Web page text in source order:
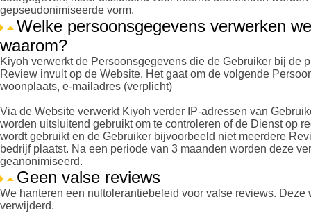
gepseudonimiseerde vorm.
Welke persoonsgegevens verwerken
waarom?
Kiyoh verwerkt de Persoonsgegevens die de Gebruiker bij de
Review invult op de Website. Het gaat om de volgende
woonplaats, e-mailadres (verplicht)
Via de Website verwerkt Kiyoh verder IP-adressen van
worden uitsluitend gebruikt om te controleren of de Dienst op
wordt gebruikt en de Gebruiker bijvoorbeeld niet meerdere
bedrijf plaatst. Na een periode van 3 maanden worden deze
geanonimiseerd.
Geen valse reviews
We hanteren een nultolerantiebeleid voor valse reviews. Deze
verwijderd.